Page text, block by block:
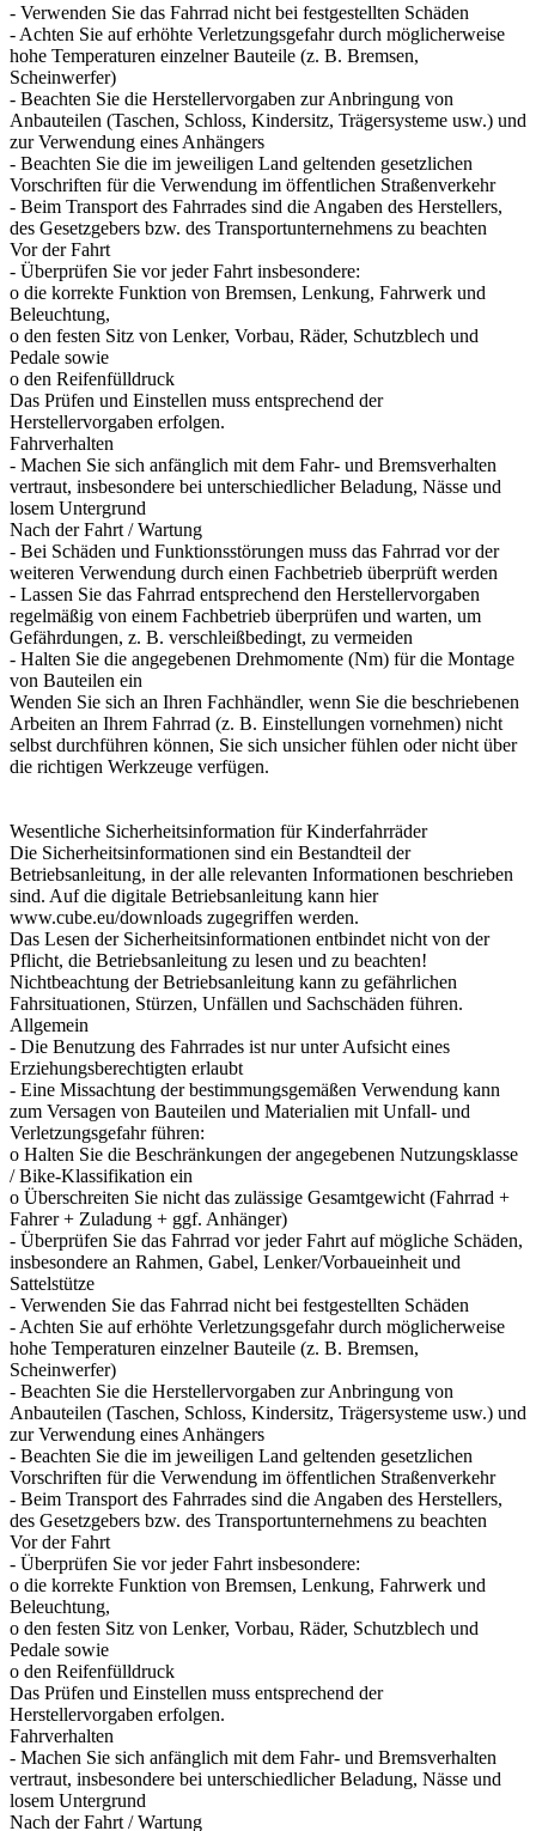
- Verwenden Sie das Fahrrad nicht bei festgestellten Schäden
- Achten Sie auf erhöhte Verletzungsgefahr durch möglicherweise
hohe Temperaturen einzelner Bauteile (z. B. Bremsen,
Scheinwerfer)
- Beachten Sie die Herstellervorgaben zur Anbringung von
Anbauteilen (Taschen, Schloss, Kindersitz, Trägersysteme usw.) und
zur Verwendung eines Anhängers
- Beachten Sie die im jeweiligen Land geltenden gesetzlichen
Vorschriften für die Verwendung im öffentlichen Straßenverkehr
- Beim Transport des Fahrrades sind die Angaben des Herstellers,
des Gesetzgebers bzw. des Transportunternehmens zu beachten
Vor der Fahrt
- Überprüfen Sie vor jeder Fahrt insbesondere:
o die korrekte Funktion von Bremsen, Lenkung, Fahrwerk und
Beleuchtung,
o den festen Sitz von Lenker, Vorbau, Räder, Schutzblech und
Pedale sowie
o den Reifenfülldruck
Das Prüfen und Einstellen muss entsprechend der
Herstellervorgaben erfolgen.
Fahrverhalten
- Machen Sie sich anfänglich mit dem Fahr- und Bremsverhalten
vertraut, insbesondere bei unterschiedlicher Beladung, Nässe und
losem Untergrund
Nach der Fahrt / Wartung
- Bei Schäden und Funktionsstörungen muss das Fahrrad vor der
weiteren Verwendung durch einen Fachbetrieb überprüft werden
- Lassen Sie das Fahrrad entsprechend den Herstellervorgaben
regelmäßig von einem Fachbetrieb überprüfen und warten, um
Gefährdungen, z. B. verschleißbedingt, zu vermeiden
- Halten Sie die angegebenen Drehmomente (Nm) für die Montage
von Bauteilen ein
Wenden Sie sich an Ihren Fachhändler, wenn Sie die beschriebenen
Arbeiten an Ihrem Fahrrad (z. B. Einstellungen vornehmen) nicht
selbst durchführen können, Sie sich unsicher fühlen oder nicht über
die richtigen Werkzeuge verfügen.
Wesentliche Sicherheitsinformation für Kinderfahrräder
Die Sicherheitsinformationen sind ein Bestandteil der
Betriebsanleitung, in der alle relevanten Informationen beschrieben
sind. Auf die digitale Betriebsanleitung kann hier
www.cube.eu/downloads zugegriffen werden.
Das Lesen der Sicherheitsinformationen entbindet nicht von der
Pflicht, die Betriebsanleitung zu lesen und zu beachten!
Nichtbeachtung der Betriebsanleitung kann zu gefährlichen
Fahrsituationen, Stürzen, Unfällen und Sachschäden führen.
Allgemein
- Die Benutzung des Fahrrades ist nur unter Aufsicht eines
Erziehungsberechtigten erlaubt
- Eine Missachtung der bestimmungsgemäßen Verwendung kann
zum Versagen von Bauteilen und Materialien mit Unfall- und
Verletzungsgefahr führen:
o Halten Sie die Beschränkungen der angegebenen Nutzungsklasse
/ Bike-Klassifikation ein
o Überschreiten Sie nicht das zulässige Gesamtgewicht (Fahrrad +
Fahrer + Zuladung + ggf. Anhänger)
- Überprüfen Sie das Fahrrad vor jeder Fahrt auf mögliche Schäden,
insbesondere an Rahmen, Gabel, Lenker/Vorbaueinheit und
Sattelstütze
- Verwenden Sie das Fahrrad nicht bei festgestellten Schäden
- Achten Sie auf erhöhte Verletzungsgefahr durch möglicherweise
hohe Temperaturen einzelner Bauteile (z. B. Bremsen,
Scheinwerfer)
- Beachten Sie die Herstellervorgaben zur Anbringung von
Anbauteilen (Taschen, Schloss, Kindersitz, Trägersysteme usw.) und
zur Verwendung eines Anhängers
- Beachten Sie die im jeweiligen Land geltenden gesetzlichen
Vorschriften für die Verwendung im öffentlichen Straßenverkehr
- Beim Transport des Fahrrades sind die Angaben des Herstellers,
des Gesetzgebers bzw. des Transportunternehmens zu beachten
Vor der Fahrt
- Überprüfen Sie vor jeder Fahrt insbesondere:
o die korrekte Funktion von Bremsen, Lenkung, Fahrwerk und
Beleuchtung,
o den festen Sitz von Lenker, Vorbau, Räder, Schutzblech und
Pedale sowie
o den Reifenfülldruck
Das Prüfen und Einstellen muss entsprechend der
Herstellervorgaben erfolgen.
Fahrverhalten
- Machen Sie sich anfänglich mit dem Fahr- und Bremsverhalten
vertraut, insbesondere bei unterschiedlicher Beladung, Nässe und
losem Untergrund
Nach der Fahrt / Wartung